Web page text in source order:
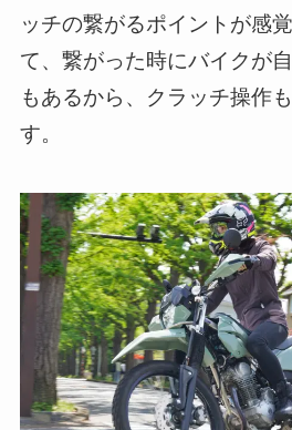
ッチの繋がるポイントが感
て、繋がった時にバイクが
もあるから、クラッチ操作
す。